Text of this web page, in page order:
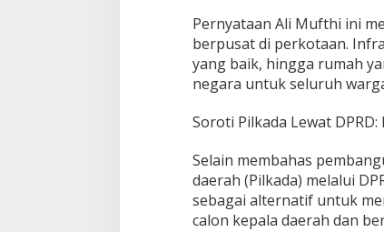
Pernyataan Ali Mufthi ini
berpusat di perkotaan.
yang baik, hingga rumah
negara untuk seluruh
Soroti Pilkada Lewat
Selain membahas
daerah (Pilkada) melalui
sebagai alternatif untuk
calon kepala daerah dan